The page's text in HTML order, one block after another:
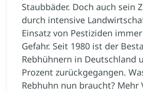
Staubbäder. Doch auch sein
durch intensive
Einsatz von Pestiziden
Gefahr. Seit 1980 ist der
Rebhühnern in Deutschland
Prozent zurückgegangen.
Rebhuhn nun braucht? Mehr